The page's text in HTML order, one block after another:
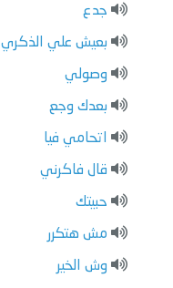
جدع
بعيش علي الذكري
وصولي
بعدك وجع
اتحامي فيا
قال فاكرني
حبيتك
مش هتكرر
وش الخير